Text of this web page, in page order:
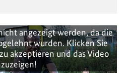
angezeigt werden, da die
wurden. Klicken Sie
akzeptieren und das Video